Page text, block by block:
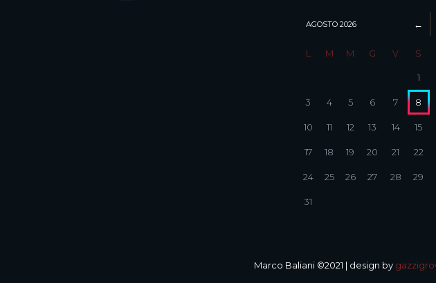
AGOSTO 2026
L M M G V S
1
3 4 5 6 7 8
10 11 12 13 14 15
17 18 19 20 21 22
24 25 26 27 28 29
31
Marco Baliani ©2021 | design by